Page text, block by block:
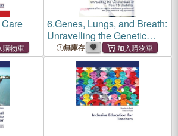
6.Genes, Lungs, and Breath:
Unravelling the Genetic
Basis of Post-TB Disability
無庫存